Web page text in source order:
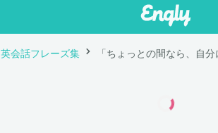
英会話フレーズ集